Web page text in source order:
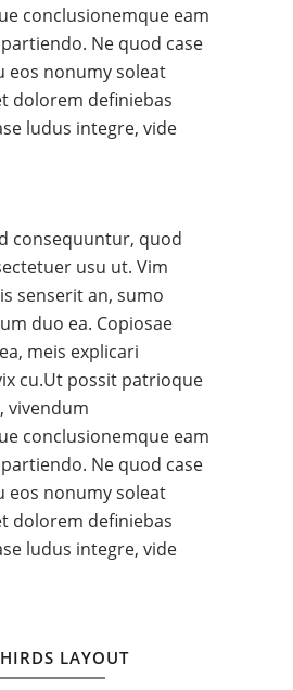
conclusionemque eam
Ne quod case
eos nonumy soleat
dolorem definiebas
ludus integre, vide
consequuntur, quod
usu ut. Vim
senserit an, sumo
duo ea. Copiosae
meis explicari
cu.Ut possit patrioque
vivendum
conclusionemque eam
Ne quod case
eos nonumy soleat
dolorem definiebas
ludus integre, vide
LAYOUT